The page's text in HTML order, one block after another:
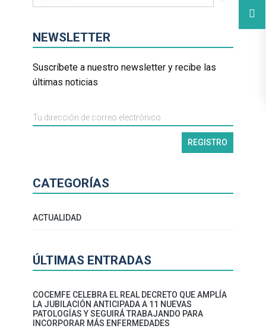
NEWSLETTER
Suscríbete a nuestro newsletter y recibe las
últimas noticias
CATEGORÍAS
ACTUALIDAD
ÚLTIMAS ENTRADAS
COCEMFE CELEBRA EL REAL DECRETO QUE AMPLÍA
LA JUBILACIÓN ANTICIPADA A 11 NUEVAS
PATOLOGÍAS Y SEGUIRÁ TRABAJANDO PARA
INCORPORAR MÁS ENFERMEDADES